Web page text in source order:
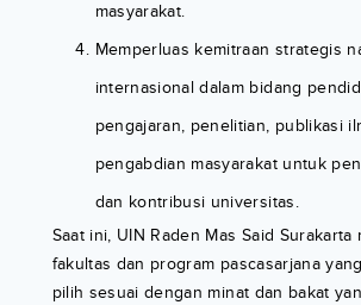
masyarakat.
Memperluas kemitraan strategis
internasional dalam bidang
pengajaran, penelitian, publikasi
pengabdian masyarakat untuk
dan kontribusi universitas.
Saat ini, UIN Raden Mas Said Surakarta
fakultas dan program pascasarjana
pilih sesuai dengan minat dan bakat